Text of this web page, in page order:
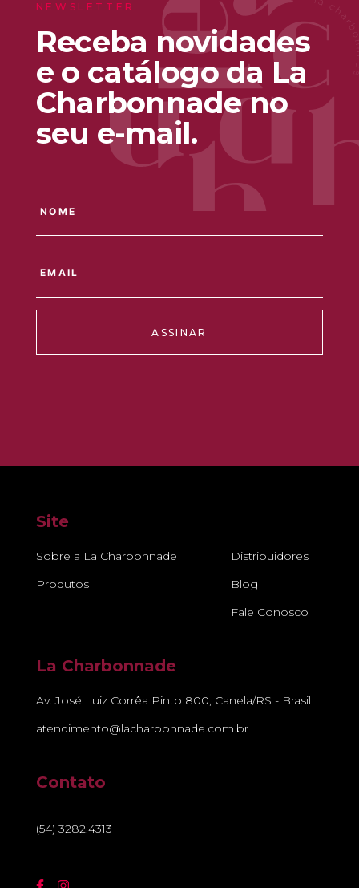
NEWSLETTER
Receba novidades
e o catálogo da La
Charbonnade no
seu e-mail.
ASSINAR
Site
Sobre a La Charbonnade
Produtos
Distribuidores
Blog
Fale Conosco
La Charbonnade
Av. José Luiz Corrêa Pinto 800, Canela/RS - Brasil
atendimento@lacharbonnade.com.br
Contato
(54) 3282.4313